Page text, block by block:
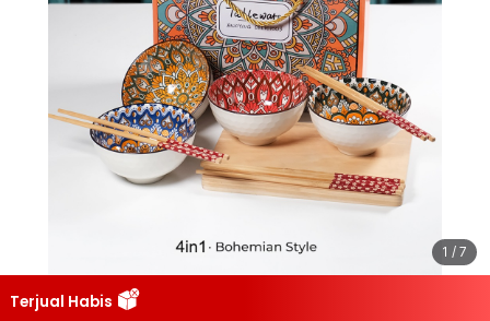
1 / 7
Terjual Habis